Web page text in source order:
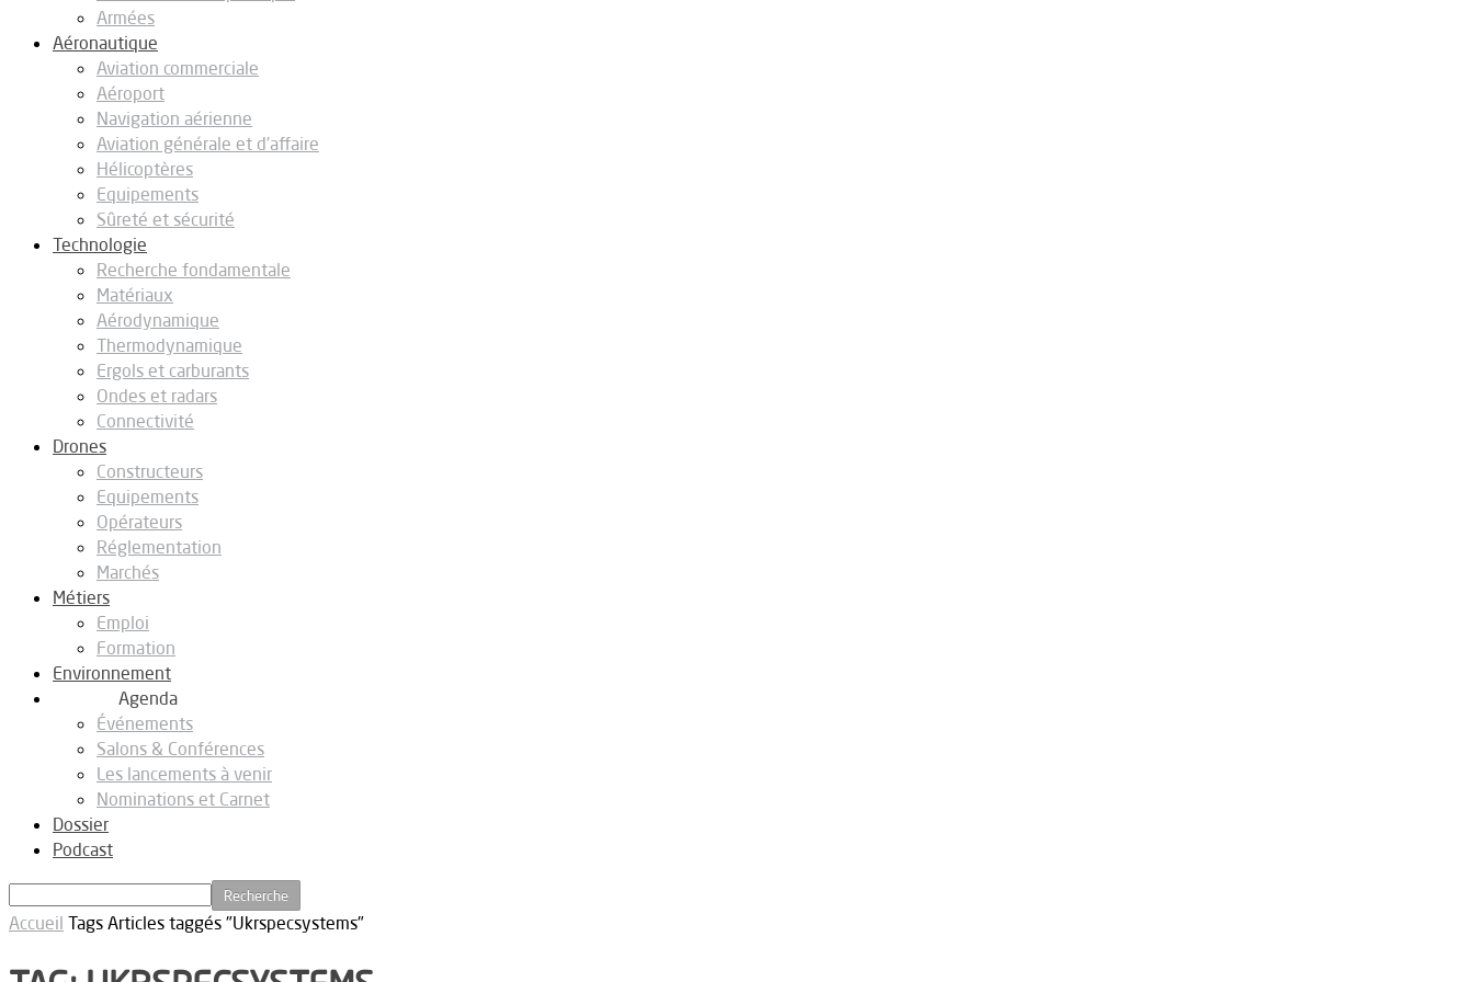
Armées
Aéronautique
Aviation commerciale
Aéroport
Navigation aérienne
Aviation générale et d’affaire
Hélicoptères
Equipements
Sûreté et sécurité
Technologie
Recherche fondamentale
Matériaux
Aérodynamique
Thermodynamique
Ergols et carburants
Ondes et radars
Connectivité
Drones
Constructeurs
Equipements
Opérateurs
Réglementation
Marchés
Métiers
Emploi
Formation
Environnement
Agenda
Événements
Salons & Conférences
Les lancements à venir
Nominations et Carnet
Dossier
Podcast
Accueil Tags Articles taggés "Ukrspecsystems"